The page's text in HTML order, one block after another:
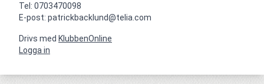
Tel: 0703470098
E-post: patrickbacklund@telia.com
Drivs med KlubbenOnline
Logga in